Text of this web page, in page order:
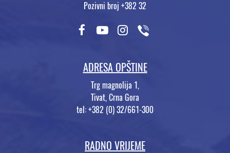
Pozivni broj +382 32
ADRESA OPŠTINE
Trg magnolija 1,
Tivat, Crna Gora
tel: +382 (0) 32/661-300
RADNO VRIJEME